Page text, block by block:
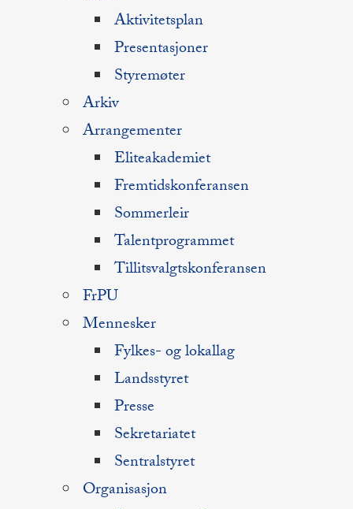
Aktivitetsplan
Presentasjoner
Styremøter
Arkiv
Arrangementer
Eliteakademiet
Fremtidskonferansen
Sommerleir
Talentprogrammet
Tillitsvalgtskonferansen
FrPU
Mennesker
Fylkes- og lokallag
Landsstyret
Presse
Sekretariatet
Sentralstyret
Organisasjon